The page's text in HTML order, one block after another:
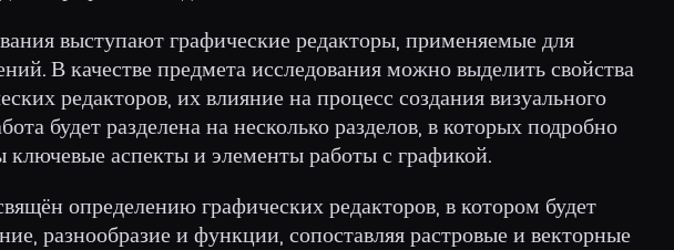
выступают графические редакторы, применяемые для
В качестве предмета исследования можно выделить свойства
редакторов, их влияние на процесс создания визуального
будет разделена на несколько разделов, в которых подробно
ключевые аспекты и элементы работы с графикой.
определению графических редакторов, в котором будет
разнообразие и функции, сопоставляя растровые и векторные